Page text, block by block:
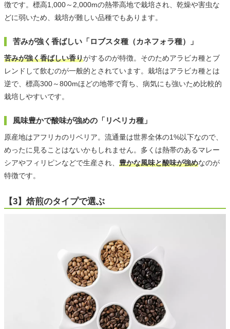
徴です。標高1,000～2,000mの熱帯高地で栽培され、乾燥や害虫な
どに弱いため、栽培が難しい品種でもあります。
苦みが強く香ばしい「ロブスタ種（カネフォラ種）」
苦みが強く香ばしい香りがするのが特徴。そのためアラビカ種とブ
レンドして飲むのが一般的とされています。栽培はアラビカ種とは
逆で、標高300～800mほどの地帯で育ち、病気にも強いため比較的
栽培しやすいです。
風味豊かで酸味が強めの「リベリカ種」
原産地はアフリカのリベリア。流通量は世界全体の1%以下なので、
めったに見ることはないかもしれません。多くは熱帯のあるマレー
シアやフィリピンなどで生産され、 豊かな風味と酸味が強めなのが
特徴です。
【3】焙煎のタイプで選ぶ